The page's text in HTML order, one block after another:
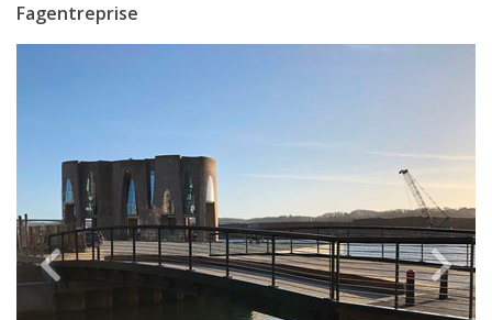
Fagentreprise
Previous Next